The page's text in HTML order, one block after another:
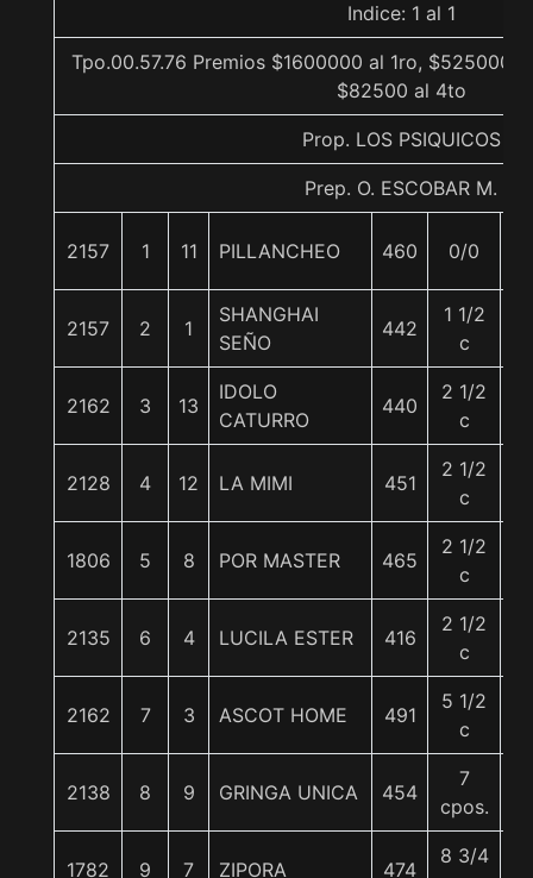
Indice: 1 al 1
Tpo.00.57.76 Premios $1600000 al 1ro, $525000
$82500 al 4to
Prop. LOS PSIQUICOS
Prep. O. ESCOBAR M.
2157 1 11 PILLANCHEO 460 0/0
2157 2 1
SHANGHAI
SEÑO
442
1 1/2
c
2162 3 13
IDOLO
CATURRO
440
2 1/2
c
2128 4 12 LA MIMI 451
2 1/2
c
1806 5 8 POR MASTER 465
2 1/2
c
2135 6 4 LUCILA ESTER 416
2 1/2
c
2162 7 3 ASCOT HOME 491
5 1/2
c
2138 8 9 GRINGA UNICA 454
7
cpos.
1782 9 7 ZIPORA 474
8 3/4